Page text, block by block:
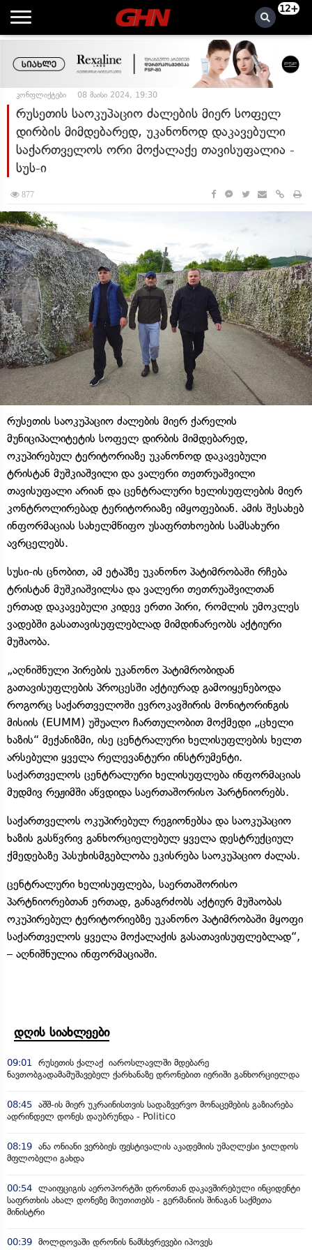
12+
კონფლიქტები 08 მაისი 2024, 19:30
რუსეთის საოკუპაციო ძალების მიერ სოფელ
დირბის მიმდებარედ, უკანონოდ დაკავებული
საქართველოს ორი მოქალაქე თავისუფალია -
სუს-ი
877
რუსეთის საოკუპაციო ძალების მიერ ქარელის
მუნიციპალიტეტის სოფელ დირბის მიმდებარედ,
ოკუპირებულ ტერიტორიაზე უკანონოდ დაკავებული
ტრისტან მუშკიაშვილი და ვალერი თეთრუაშვილი
თავისუფალი არიან და ცენტრალური ხელისუფლების მიერ
კონტროლირებად ტერიტორიაზე იმყოფებიან. ამის შესახებ
ინფორმაციას სახელმწიფო უსაფრთხოების სამსახური
ავრცელებს.
სუსი-ის ცნობით, ამ ეტაპზე უკანონო პატიმრობაში რჩება
ტრისტან მუშკიაშვილსა და ვალერი თეთრუაშვილთან
ერთად დაკავებული კიდევ ერთი პირი, რომლის უმოკლეს
ვადებში გასათავისუფლებლად მიმდინარეობს აქტიური
მუშაობა.
„აღნიშნული პირების უკანონო პატიმრობიდან
გათავისუფლების პროცესში აქტიურად გამოიყენებოდა
როგორც საქართველოში ევროკავშირის მონიტორინგის
მისიის (EUMM) უშუალო ჩართულობით მოქმედი „ცხელი
ხაზის“ მექანიზმი, ისე ცენტრალური ხელისუფლების ხელთ
არსებული ყველა რელევანტური ინსტრუმენტი.
საქართველოს ცენტრალური ხელისუფლება ინფორმაციას
მუდმივ რეჟიმში აწვდიდა საერთაშორისო პარტნიორებს.
საქართველოს ოკუპირებულ რეგიონებსა და საოკუპაციო
ხაზის გასწვრივ განხორციელებულ ყველა დესტრუქციულ
ქმედებაზე პასუხისმგებლობა ეკისრება საოკუპაციო ძალას.
ცენტრალური ხელისუფლება, საერთაშორისო
პარტნიორებთან ერთად, განაგრძობს აქტიურ მუშაობას
ოკუპირებულ ტერიტორიებზე უკანონო პატიმრობაში მყოფი
საქართველოს ყველა მოქალაქის გასათავისუფლებლად“,
– აღნიშნულია ინფორმაციაში.
დღის სიახლეები
09:01
რუსეთის ქალაქ იაროსლავლში მდებარე
ნავთობგადამამუშავებელ ქარხანაზე დრონებით იერიში განხორციელდა
08:45 აშშ-ის მიერ უკრაინისთვის სადაზვერვო მონაცემების გაზიარება
ადრინდელ დონეს დაუბრუნდა - Politico
08:19 ანა ონიანი ვერბიეს ფესტივალის აკადემიის უმაღლესი ჯილდოს
მფლობელი გახდა
00:54 ლაიფციგის აეროპორტში დრონთან დაკავშირებული ინციდენტი
საფრთხის ახალ დონეზე მიუთითებს - გერმანიის შინაგან საქმეთა
მინისტრი
00:39 მოლდოვაში დრონის ნამსხვრევები იპოვეს